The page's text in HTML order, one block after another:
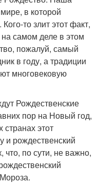
в которой
то злит этот факт,
на самом деле в этом
пожалуй, самый
в году, а традиции
многовековую
Рождественские
пор на Новый год,
странах этот
и рождественский
что, по сути, не важно,